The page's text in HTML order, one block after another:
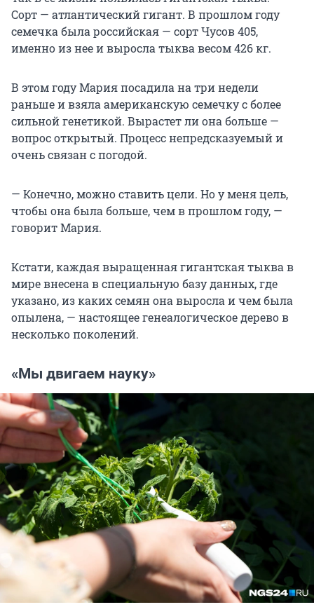
Сорт — атлантический гигант. В прошлом году
семечка была российская — сорт Чусов 405,
именно из нее и выросла тыква весом 426 кг.
В этом году Мария посадила на три недели
раньше и взяла американскую семечку с более
сильной генетикой. Вырастет ли она больше —
вопрос открытый. Процесс непредсказуемый и
очень связан с погодой.
— Конечно, можно ставить цели. Но у меня цель,
чтобы она была больше, чем в прошлом году, —
говорит Мария.
Кстати, каждая выращенная гигантская тыква в
мире внесена в специальную базу данных, где
указано, из каких семян она выросла и чем была
опылена, — настоящее генеалогическое дерево в
несколько поколений.
«Мы двигаем науку»